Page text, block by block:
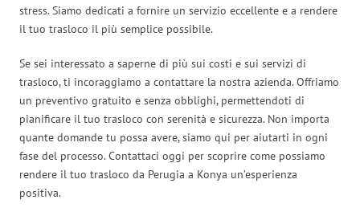
stress. Siamo dedicati a fornire un servizio eccellente e a rendere
il tuo trasloco il più semplice possibile.
Se sei interessato a saperne di più sui costi e sui servizi di
trasloco, ti incoraggiamo a contattare la nostra azienda. Offriamo
un preventivo gratuito e senza obblighi, permettendoti di
pianificare il tuo trasloco con serenità e sicurezza. Non importa
quante domande tu possa avere, siamo qui per aiutarti in ogni
fase del processo. Contattaci oggi per scoprire come possiamo
rendere il tuo trasloco da Perugia a Konya un’esperienza
positiva.